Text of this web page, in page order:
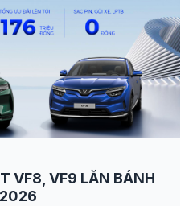
VF8, VF9 LĂN BÁNH